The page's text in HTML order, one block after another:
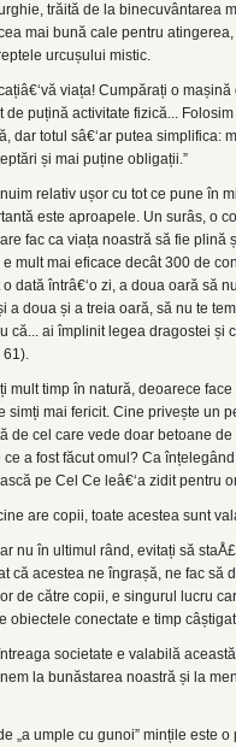
trăită de la binecuvântarea
mai bună cale pentru
urcușului mistic.
viața! Cumpărați o
de puțină activitate fizică...
dar totul sâ€‘ar putea simplifica:
și mai puține obligații.”
relativ ușor cu tot ce pune în
este aproapele. Un surâs, o
fac ca viața noastră să fie
mult mai eficace decât 300 de
dată întrâ€‘o zi, a doua oară să
a doua și a treia oară, să nu te
că... ai împlinit legea dragostei și
61).
mult timp în natură, deoarece
simți mai fericit. Cine privește un
de cel care vede doar betoane
ce a fost făcut omul? Ca
pe Cel Ce leâ€‘a zidit pentru
are copii, toate acestea sunt
nu în ultimul rând, evitați să
că acestea ne îngrașă, ne fac să
de către copii, e singurul lucru
obiectele conectate e timp
societate e valabilă
la bunăstarea noastră și la
„a umple cu gunoi” mințile este